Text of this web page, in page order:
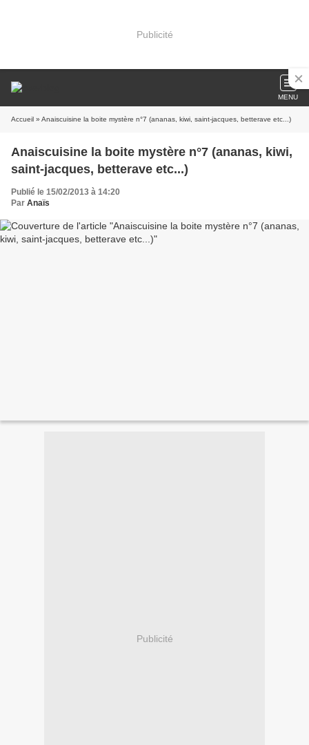
Publicité
MENU
Accueil » Anaiscuisine la boite mystère n°7 (ananas, kiwi, saint-jacques, betterave etc...)
Anaiscuisine la boite mystère n°7 (ananas, kiwi,
saint-jacques, betterave etc...)
Publié le 15/02/2013 à 14:20
Par Anaïs
Publicité